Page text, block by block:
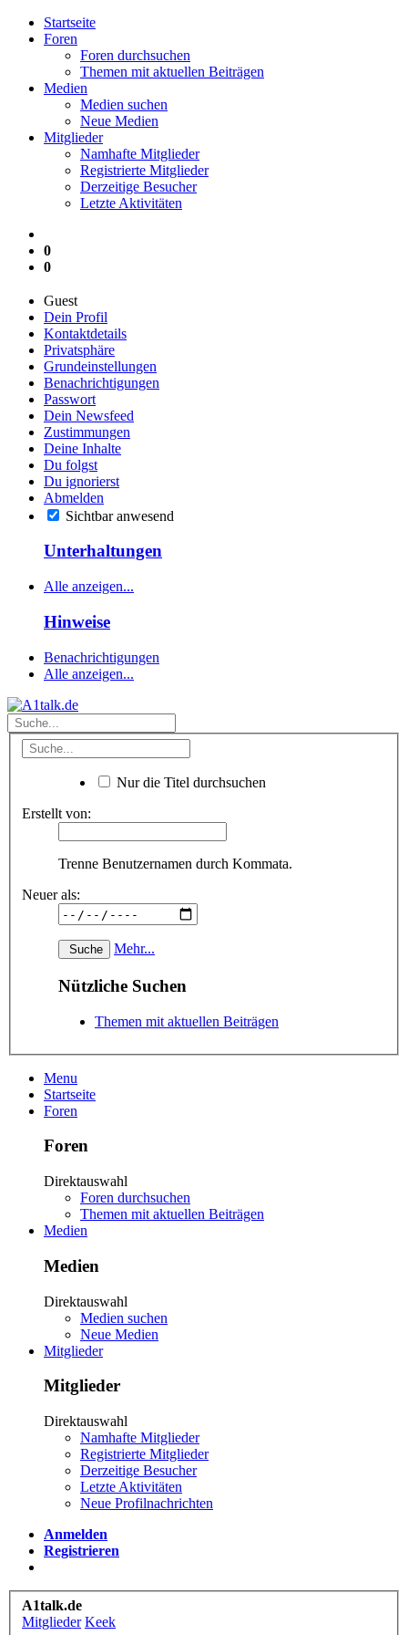
Startseite
Foren
Foren durchsuchen
Themen mit aktuellen Beiträgen
Medien
Medien suchen
Neue Medien
Mitglieder
Namhafte Mitglieder
Registrierte Mitglieder
Derzeitige Besucher
Letzte Aktivitäten
0
0
Guest
Dein Profil
Kontaktdetails
Privatsphäre
Grundeinstellungen
Benachrichtigungen
Passwort
Dein Newsfeed
Zustimmungen
Deine Inhalte
Du folgst
Du ignorierst
Abmelden
Sichtbar anwesend
Unterhaltungen
Alle anzeigen...
Hinweise
Benachrichtigungen
Alle anzeigen...
Nur die Titel durchsuchen
Erstellt von:
Trenne Benutzernamen durch Kommata.
Neuer als:
Mehr...
Nützliche Suchen
Themen mit aktuellen Beiträgen
Menu
Startseite
Foren
Foren
Direktauswahl
Foren durchsuchen
Themen mit aktuellen Beiträgen
Medien
Medien
Direktauswahl
Medien suchen
Neue Medien
Mitglieder
Mitglieder
Direktauswahl
Namhafte Mitglieder
Registrierte Mitglieder
Derzeitige Besucher
Letzte Aktivitäten
Neue Profilnachrichten
Anmelden
Registrieren
A1talk.de
Mitglieder Keek